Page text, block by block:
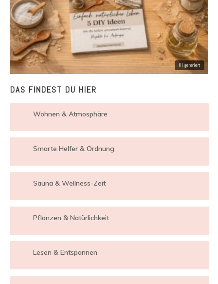
DAS FINDEST DU HIER
Wohnen & Atmosphäre
Smarte Helfer & Ordnung
Sauna & Wellness-Zeit
Pflanzen & Natürlichkeit
Lesen & Entspannen